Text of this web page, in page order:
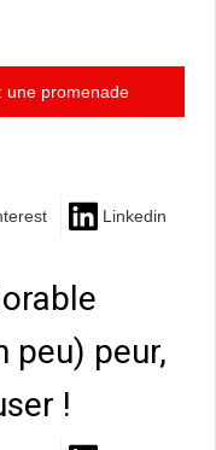
une promenade
Linkedin
peu) peur,
!